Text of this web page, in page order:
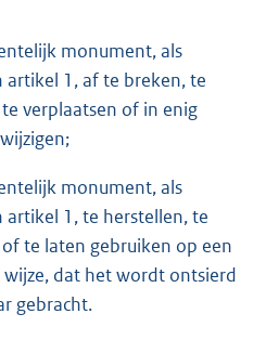
monument, als
artikel 1, af te breken, te
verplaatsen of in enig
monument, als
artikel 1, te herstellen, te
te laten gebruiken op een
wijze, dat het wordt ontsierd
gebracht.